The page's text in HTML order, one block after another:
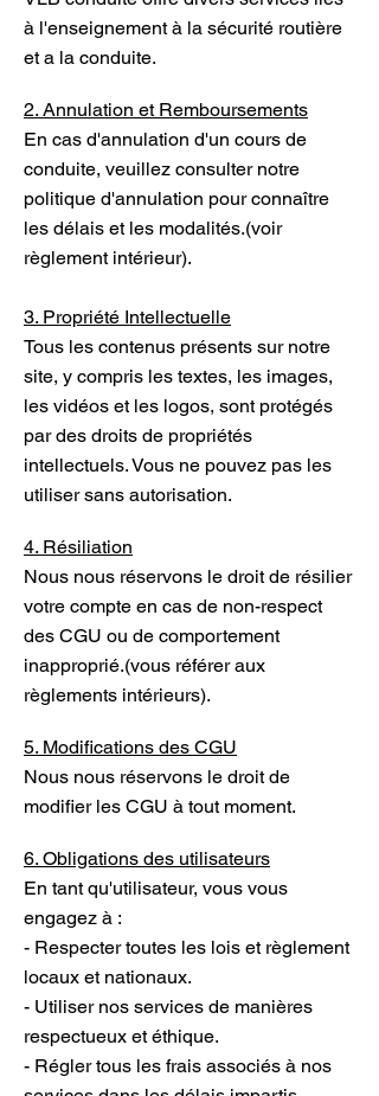
à l'enseignement à la sécurité routière
et a la conduite.
2. Annulation et Remboursements
En cas d'annulation d'un cours de
conduite, veuillez consulter notre
politique d'annulation pour connaître
les délais et les modalités.(voir
règlement intérieur).
3. Propriété Intellectuelle
Tous les contenus présents sur notre
site, y compris les textes, les images,
les vidéos et les logos, sont protégés
par des droits de propriétés
intellectuels. Vous ne pouvez pas les
utiliser sans autorisation.
4. Résiliation
Nous nous réservons le droit de résilier
votre compte en cas de non-respect
des CGU ou de comportement
inapproprié.(vous référer aux
règlements intérieurs).
5. Modifications des CGU
Nous nous réservons le droit de
modifier les CGU à tout moment.
6. Obligations des utilisateurs
En tant qu'utilisateur, vous vous
engagez à :
- Respecter toutes les lois et règlement
locaux et nationaux.
- Utiliser nos services de manières
respectueux et éthique.
- Régler tous les frais associés à nos